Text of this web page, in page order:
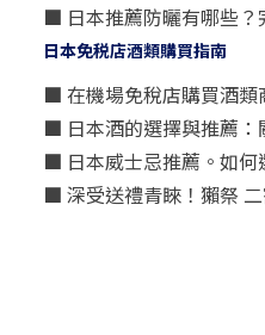
■ 日本推薦防曬有哪些？
日本免税店酒類購買指南
■ 在機場免稅店購買酒類
■ 日本酒的選擇與推薦：
■ 日本威士忌推薦。如何
■ 深受送禮青睞！獺祭